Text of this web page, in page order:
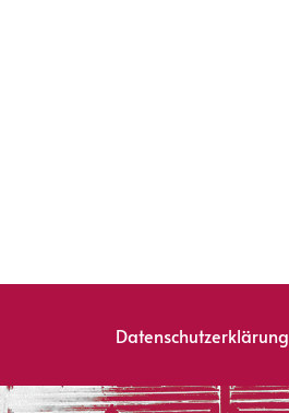
Datenschutzerklärung